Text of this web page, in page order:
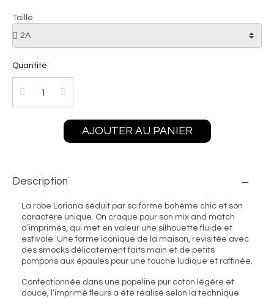
Taille
Quantité
AJOUTER AU PANIER
Description
La robe Loriana séduit par sa forme bohème chic et son
caractère unique. On craque pour son mix and match
d’imprimés, qui met en valeur une silhouette fluide et
estivale. Une forme iconique de la maison, revisitée avec
des smocks délicatement faits main et de petits
pompons aux épaules pour une touche ludique et raffinée.
Confectionnée dans une popeline pur coton légère et
douce, l’imprimé fleurs a été réalisé selon la technique